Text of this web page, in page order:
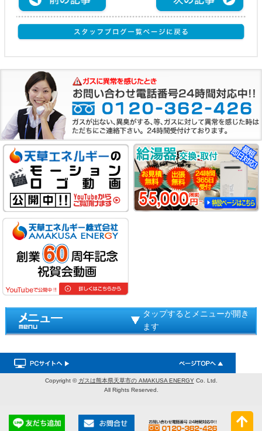
タップするとメニューが開き
ます
Copyright © ガスは熊本県天草市の AMAKUSA ENERGYCo. Ltd.
All Rights Reserved.